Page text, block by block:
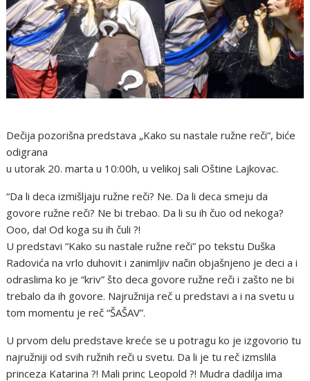
Dečija pozorišna predstava „Kako su nastale ružne reči“, biće
odigrana
u utorak 20. marta u 10:00h, u velikoj sali Oštine Lajkovac.
“Da li deca izmišljaju ružne reči? Ne. Da li deca smeju da
govore ružne reči? Ne bi trebao. Da li su ih čuo od nekoga?
Ooo, da! Od koga su ih čuli ?!
U predstavi “Kako su nastale ružne reči” po tekstu Duška
Radovića na vrlo duhovit i zanimljiv način objašnjeno je deci a i
odraslima ko je “kriv” što deca govore ružne reči i zašto ne bi
trebalo da ih govore. Najružnija reč u predstavi a i na svetu u
tom momentu je reč “ŠAŠAV”.
U prvom delu predstave kreće se u potragu ko je izgovorio tu
najružniji od svih ružnih reči u svetu. Da li je tu reč izmslila
princeza Katarina ?! Mali princ Leopold ?! Mudra dadilja ima